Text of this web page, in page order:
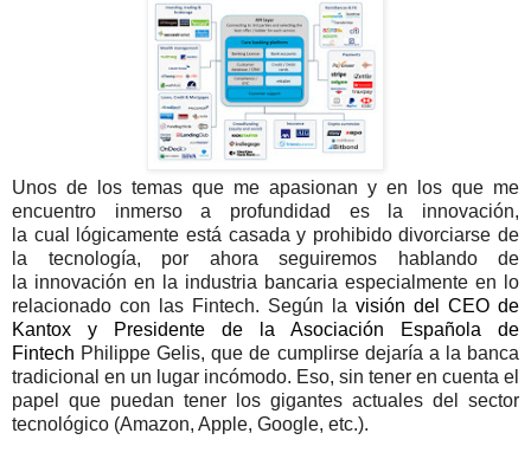
Unos de los temas que me apasionan y en los que me
encuentro inmerso a profundidad es la innovación,
la cual lógicamente está casada y prohibido divorciarse de
la tecnología, por ahora seguiremos hablando de
la innovación en la industria bancaria especialmente en lo
relacionado con las Fintech. Según la visión del CEO de
Kantox y Presidente de la Asociación Española de
Fintech Philippe Gelis, que de cumplirse dejaría a la banca
tradicional en un lugar incómodo. Eso, sin tener en cuenta el
papel que puedan tener los gigantes actuales del sector
tecnológico (Amazon, Apple, Google, etc.).